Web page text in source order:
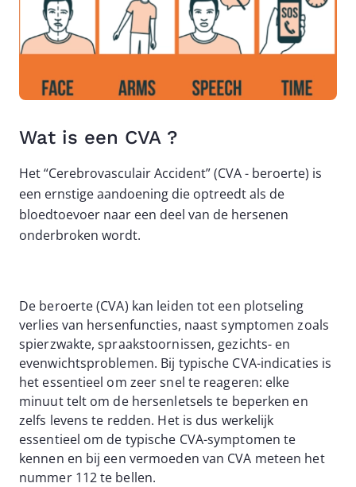
Wat is een CVA ?
Het “Cerebrovasculair Accident” (CVA - beroerte) is
een ernstige aandoening die optreedt als de
bloedtoevoer naar een deel van de hersenen
onderbroken wordt.
De beroerte (CVA) kan leiden tot een plotseling
verlies van hersenfuncties, naast symptomen zoals
spierzwakte, spraakstoornissen, gezichts- en
evenwichtsproblemen. Bij typische CVA-indicaties is
het essentieel om zeer snel te reageren: elke
minuut telt om de hersenletsels te beperken en
zelfs levens te redden. Het is dus werkelijk
essentieel om de typische CVA-symptomen te
kennen en bij een vermoeden van CVA meteen het
nummer 112 te bellen.